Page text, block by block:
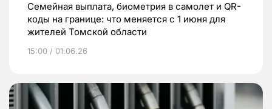
Семейная выплата, биометрия в самолет и QR-
коды на границе: что меняется с 1 июня для
жителей Томской области
15:00 / 01.06.26